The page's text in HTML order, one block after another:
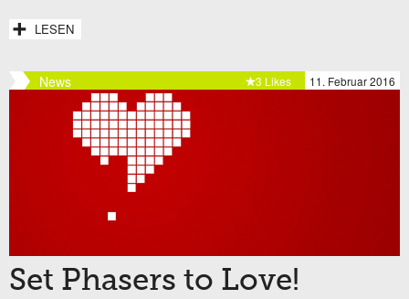
LESEN
News 11. Februar 2016
3 Likes
Set Phasers to Love!